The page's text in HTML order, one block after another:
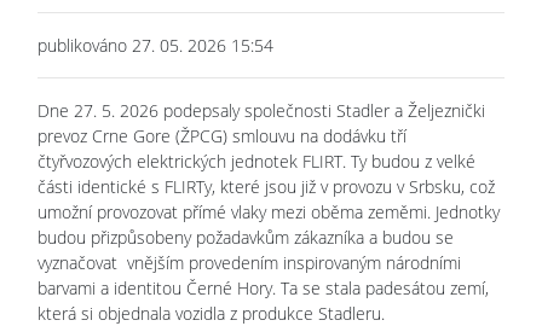
publikováno 27. 05. 2026 15:54
Dne 27. 5. 2026 podepsaly společnosti Stadler a Željeznički
prevoz Crne Gore (ŽPCG) smlouvu na dodávku tří
čtyřvozových elektrických jednotek FLIRT. Ty budou z velké
části identické s FLIRTy, které jsou již v provozu v Srbsku, což
umožní provozovat přímé vlaky mezi oběma zeměmi. Jednotky
budou přizpůsobeny požadavkům zákazníka a budou se
vyznačovat vnějším provedením inspirovaným národními
barvami a identitou Černé Hory. Ta se stala padesátou zemí,
která si objednala vozidla z produkce Stadleru.